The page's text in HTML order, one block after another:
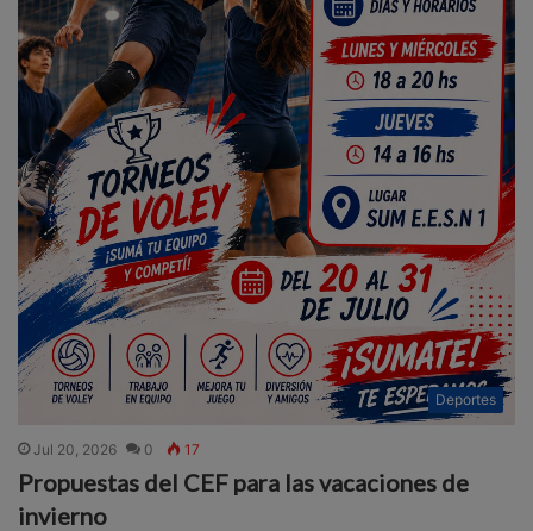
Deportes
Jul 20, 2026 0 17
Propuestas del CEF para las vacaciones de
invierno